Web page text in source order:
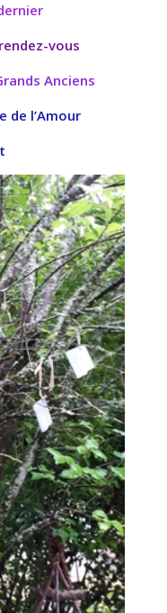
vous
Anciens
de l’Amour